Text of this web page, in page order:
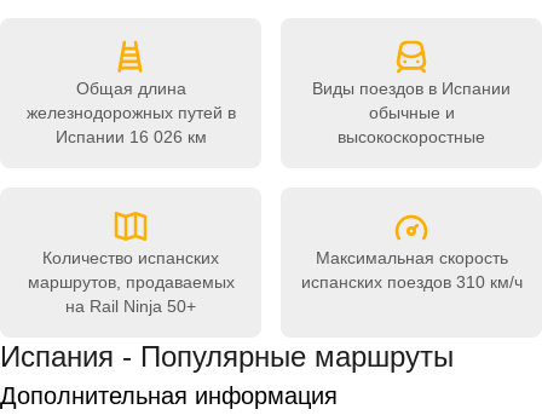
Общая длина
железнодорожных путей в
Испании 16 026 км
Виды поездов в Испании
обычные и
высокоскоростные
Количество испанских
маршрутов, продаваемых
на Rail Ninja 50+
Максимальная скорость
испанских поездов310 км/ч
Испания - Популярные маршруты
Дополнительная информация